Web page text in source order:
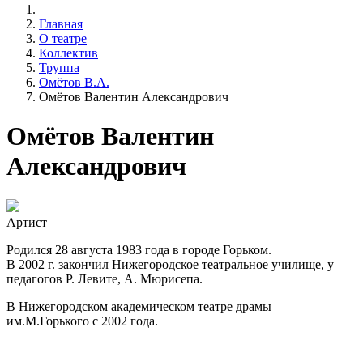
Главная
О театре
Коллектив
Труппа
Омётов В.А.
Омётов Валентин Александрович
Омётов Валентин
Александрович
Артист
Родился 28 августа 1983 года в городе Горьком.
В 2002 г. закончил Нижегородское театральное училище, у
педагогов Р. Левите, А. Мюрисепа.
В Нижегородском академическом театре драмы
им.М.Горького с 2002 года.